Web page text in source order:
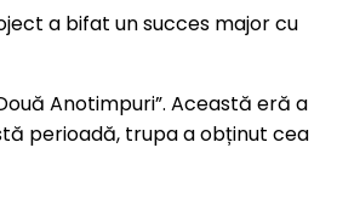
a bifat un succes major cu
Anotimpuri”. Această eră a
perioadă, trupa a obținut cea